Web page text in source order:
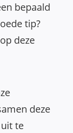
bepaald
tip?
deze
deze
te